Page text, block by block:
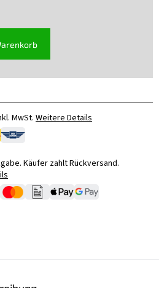
MwSt. Weitere Details
Käufer zahlt Rückversand.